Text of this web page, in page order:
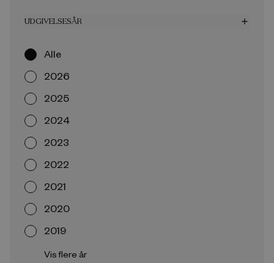
UDGIVELSESÅR add
Alle
2026
2025
2024
2023
2022
2021
2020
2019
Vis flere år